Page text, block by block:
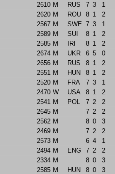
2610 M RUS 7 3
1
2620 M ROU 8 1
2
2567 M SWE 7 3
1
2589 M SUI 8 1
2
2585 M IRI 8 1
2
2674 M UKR 6 5
0
2656 M RUS 8 1
2
2551 M HUN 8 1
2
2520 M FRA 7 3
1
2470 W USA 8 1
2
2541 M POL 7 2
2
2645 M 7 2
2
2562 M 8 0
3
2469 M 7 2
2
2573 M 6 4
1
2494 M ENG 7 2
2
2334 M 8 0
3
2585 M HUN 8 0
3